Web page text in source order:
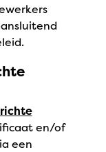
en/of
een